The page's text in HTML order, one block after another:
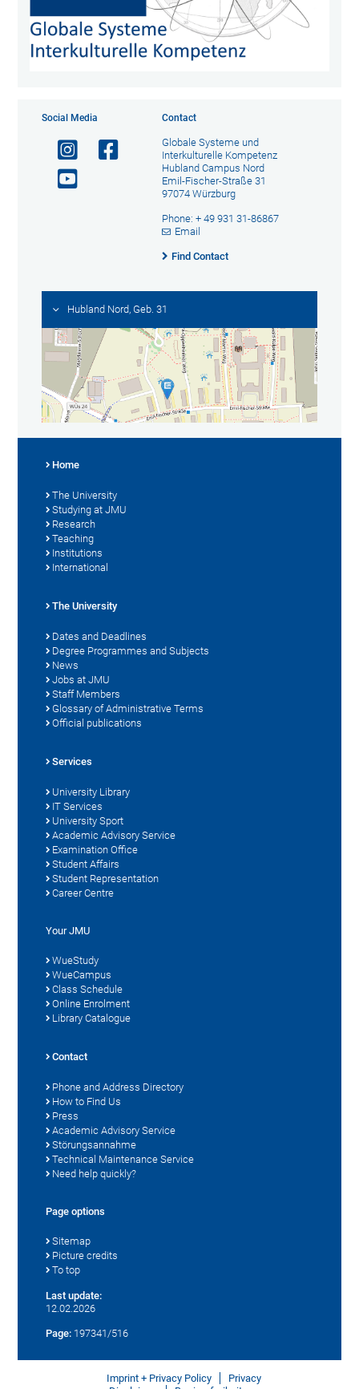
Social Media Contact
Globale Systeme und
Interkulturelle Kompetenz
Hubland Campus Nord
Emil-Fischer-Straße 31
97074 Würzburg
Phone: + 49 931 31-86867
Email
Find Contact
Hubland Nord, Geb. 31
Home
The University
Studying at JMU
Research
Teaching
Institutions
International
The University
Dates and Deadlines
Degree Programmes and Subjects
News
Jobs at JMU
Staff Members
Glossary of Administrative Terms
Official publications
Services
University Library
IT Services
University Sport
Academic Advisory Service
Examination Office
Student Affairs
Student Representation
Career Centre
Your JMU
WueStudy
WueCampus
Class Schedule
Online Enrolment
Library Catalogue
Contact
Phone and Address Directory
How to Find Us
Press
Academic Advisory Service
Störungsannahme
Technical Maintenance Service
Need help quickly?
Page options
Sitemap
Picture credits
To top
Last update:
12.02.2026
Page: 197341/516
Imprint + Privacy Policy
Privacy